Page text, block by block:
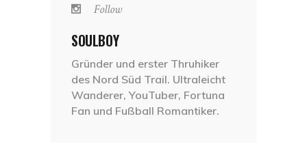
Follow
SOULBOY
Gründer und erster Thruhiker
des Nord Süd Trail. Ultraleicht
Wanderer, YouTuber, Fortuna
Fan und Fußball Romantiker.